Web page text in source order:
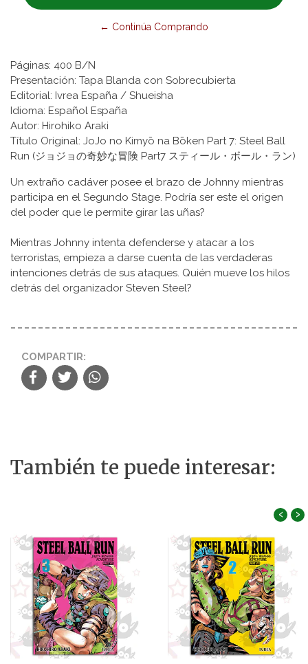
← Continúa Comprando
Páginas: 400 B/N
Presentación: Tapa Blanda con Sobrecubierta
Editorial: Ivrea España / Shueisha
Idioma: Español España
Autor: Hirohiko Araki
Título Original: JoJo no Kimyō na Bōken Part 7: Steel Ball
Run (ジョジョの奇妙な冒険 Part7 スティール・ボール・ラン)
Un extraño cadáver posee el brazo de Johnny mientras
participa en el Segundo Stage. Podría ser este el origen
del poder que le permite girar las uñas?
Mientras Johnny intenta defenderse y atacar a los
terroristas, empieza a darse cuenta de las verdaderas
intenciones detrás de sus ataques. Quién mueve los hilos
detrás del organizador Steven Steel?
COMPARTIR:
También te puede interesar:
‹ ›